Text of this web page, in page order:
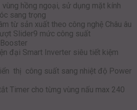
vùng hồng ngoại, sử dụng mặt kính
sang trọng
từ sản xuất theo công nghệ Châu âu
Slider9 mức công suất
Booster
đại Smart Inverter siêu tiết kiệm
thị công suất sang nhiệt độ Power
Timer cho từng vùng nấu max 240